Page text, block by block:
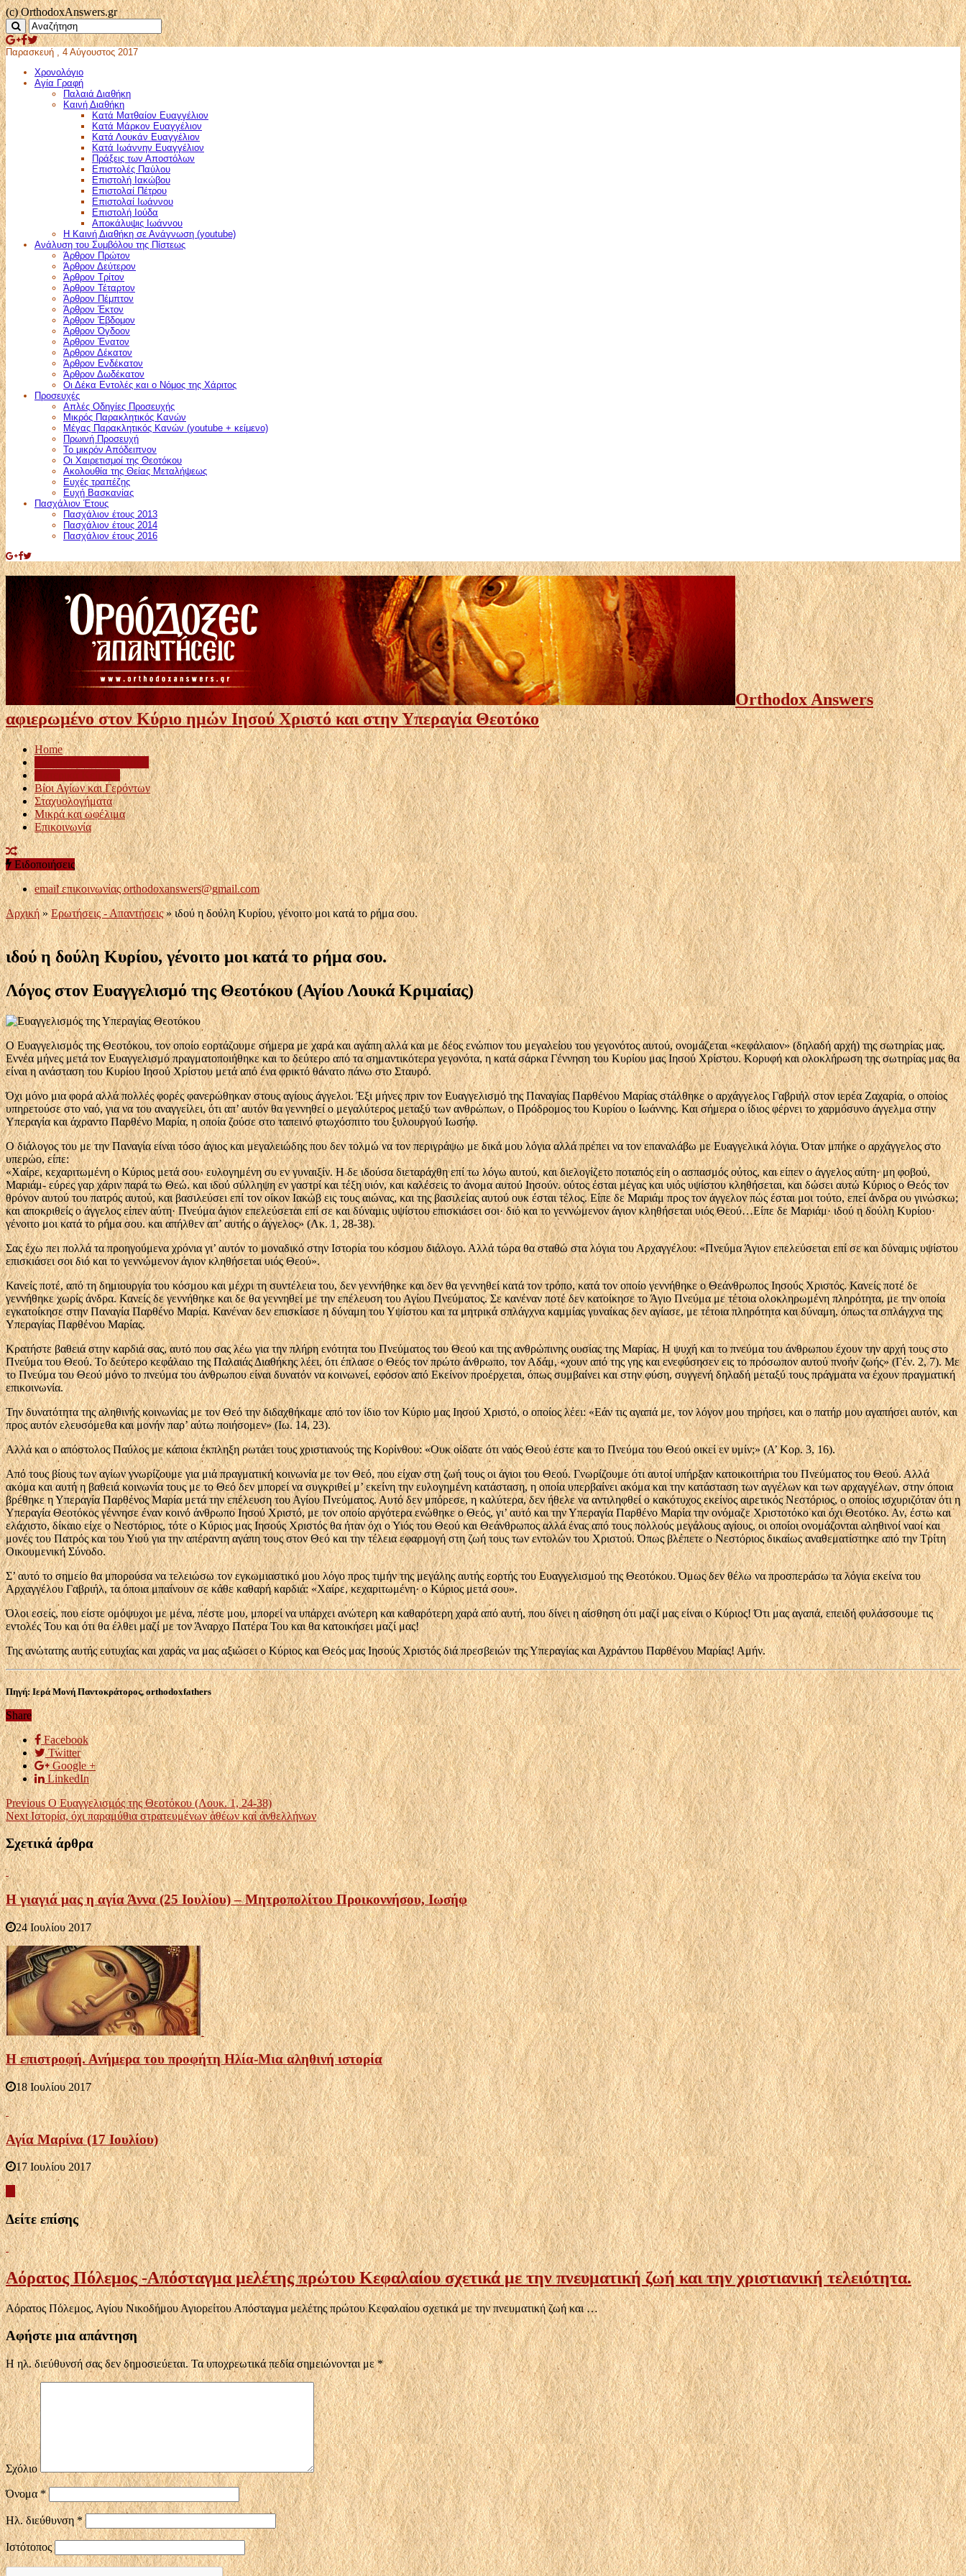
(c) OrthodoxAnswers.gr
Παρασκευή , 4 Αύγουστος 2017
Χρονολόγιο
Αγία Γραφή
Παλαιά Διαθήκη
Καινή Διαθήκη
Κατά Ματθαίον Ευαγγέλιον
Κατά Μάρκον Ευαγγέλιον
Κατά Λουκάν Ευαγγέλιον
Κατά Ιωάννην Ευαγγέλιον
Πράξεις των Αποστόλων
Επιστολές Παύλου
Επιστολή Ιακώβου
Επιστολαί Πέτρου
Επιστολαί Ιωάννου
Επιστολή Ιούδα
Αποκάλυψις Ιωάννου
Η Καινή Διαθήκη σε Ανάγνωση (youtube)
Ανάλυση του Συμβόλου της Πίστεως
Άρθρον Πρώτον
Άρθρον Δεύτερον
Άρθρον Τρίτον
Άρθρον Τέταρτον
Άρθρον Πέμπτον
Άρθρον Έκτον
Άρθρον Έβδομον
Άρθρον Όγδοον
Άρθρον Ένατον
Άρθρον Δέκατον
Άρθρον Ενδέκατον
Άρθρον Δωδέκατον
Οι Δέκα Εντολές και ο Νόμος της Χάριτος
Προσευχές
Απλές Οδηγίες Προσευχής
Μικρός Παρακλητικός Κανών
Μέγας Παρακλητικός Κανών (youtube + κείμενο)
Πρωινή Προσευχή
Το μικρόν Απόδειπνον
Οι Χαιρετισμοί της Θεοτόκου
Ακολουθία της Θείας Μεταλήψεως
Ευχές τραπέζης
Ευχή Βασκανίας
Πασχάλιον Έτους
Πασχάλιον έτους 2013
Πασχάλιον έτους 2014
Πασχάλιον έτους 2016
Orthodox Answers
αφιερωμένο στον Κύριο ημών Ιησού Χριστό και στην Υπεραγία Θεοτόκο
Home
Βίοι Αγίων και Γερόντων
Σταχυολογήματα
Μικρά και ωφέλιμα
Επικοινωνία
Ειδοποιήσεις
email επικοινωνίαςorthodoxanswers@gmail.com
Αρχική » Ερωτήσεις - Απαντήσεις » ιδού η δούλη Κυρίου, γένοιτο μοι κατά το ρήμα σου.
ιδού η δούλη Κυρίου, γένοιτο μοι κατά το ρήμα σου.
Λόγος στον Ευαγγελισμό της Θεοτόκου (Αγίου Λουκά Κριμαίας)
Ο Ευαγγελισμός της Θεοτόκου, τον οποίο εορτάζουμε σήμερα με χαρά και αγάπη αλλά και με δέος ενώπιον του μεγαλείου του γεγο­νότος αυτού, ονομάζεται «κεφάλαιον» (δη­λαδή αρχή) της σωτηρίας μας.
Εννέα μήνες μετά τον Ευαγγελισμό πραγματο­ποιήθηκε και το δεύτερο από τα σημαντικότερα γε­γονότα, η κατά σάρκα Γέννηση του Κυρίου μας Ιη­σού Χρίστου. Κορυφή και ολοκλήρωση της σωτηρί­ας μας θα
είναι η ανάσταση του Κυρίου Ιησού Χρί­στου μετά από ένα φρικτό θάνατο πάνω στο Σταυρό.
Όχι μόνο μια φορά αλλά πολλές φορές φανερώ­θηκαν στους αγίους άγγελοι. Έξι μήνες πριν τον Ευ­αγγελισμό της Παναγίας Παρθένου Μαρίας στάλθη­κε ο αρχάγγελος Γαβριήλ στον ιερέα Ζαχαρία, ο οποίος
υπηρετούσε στο ναό, για να του αναγγείλει, ότι απ’ αυτόν θα γεννηθεί ο μεγαλύτερος μεταξύ των αν­θρώπων, ο Πρόδρομος του Κυρίου ο Ιωάννης. Και σήμερα ο ίδιος φέρνει το χαρμόσυνο άγγελμα στην
Υπεραγία και άχραντο Παρθένο Μαρία, η οποία ζού­σε στο ταπεινό φτωχόσπιτο του ξυλουργού Ιωσήφ.
Ο διάλογος του με την Παναγία είναι τόσο άγι­ος και μεγαλειώδης που δεν τολμώ να τον περιγράψω με δικά μου λόγια αλλά πρέπει να τον επαναλά­βω με Ευαγγελικά λόγια. Όταν μπήκε ο αρχάγγελος στο
υπερώο, είπε:
«Χαίρε, κεχαριτωμένη ο Κύριος μετά σου· ευλο­γημένη συ εν γυναιξίν. Η δε ιδούσα διεταράχθη επί τω λόγω αυτού, και διελογίζετο ποταπός είη ο ασπασμός ούτος, και είπεν ο άγγελος αύτη· μη φοβού,
Μαριάμ- εύρες γαρ χάριν παρά τω Θεώ. και ιδού σύλληψη εν γαστρί και τέξη υιόν, και καλέσεις το άνομα αυτού Ιησούν. ούτος έσται μέγας και υιός υψίστου κληθήσεται, και δώσει αυτώ Κύριος ο Θεός τον
θρόνον αυτού του πατρός αυτού, και βασιλεύσει επί τον οίκον Ιακώβ εις τους αιώνας, και της βασιλείας αυτού ουκ έσται τέλος. Είπε δε Μαριάμ προς τον άγγελον πώς έσται μοι τούτο, επεί άνδρα ου γινώσκω;
και αποκριθείς ο άγ­γελος είπεν αύτη· Πνεύμα άγιον επελεύσεται επί σε και δύναμις υψίστου επισκιάσει σοι· διό και το γεννώμενον άγιον κληθήσεται υιός Θεού…Είπε δε Μαριάμ· ιδού η δούλη Κυρίου·
γένοιτο μοι κατά το ρήμα σου. και απήλθεν απ’ αυτής ο άγ­γελος» (Λκ. 1, 28-38).
Σας έχω πει πολλά τα προηγούμενα χρόνια γι’ αυτόν το μοναδικό στην Ιστορία του κόσμου διάλογο. Αλλά τώρα θα σταθώ στα λόγια του Αρχαγγέλου: «Πνεύμα Άγιον επελεύσεται επί σε και δύναμις υψίστου
επισκιάσει σοι διό και το γεννώμενον άγι­ον κληθήσεται υιός Θεού».
Κανείς ποτέ, από τη δημιουργία του κόσμου και μέχρι τη συντέλεια του, δεν γεννήθηκε και δεν θα γεννηθεί κατά τον τρόπο, κατά τον οποίο γεννήθη­κε ο Θεάνθρωπος Ιησούς Χριστός. Κανείς ποτέ δε
γεννήθηκε χωρίς άνδρα. Κανείς δε γεννήθηκε και δε θα γεννηθεί με την επέλευση του Αγίου Πνεύματος. Σε κανέναν ποτέ δεν κατοίκησε το Άγιο Πνεύ­μα με τέτοια ολοκληρωμένη πληρότητα, με την ο­ποία
εγκατοίκησε στην Παναγία Παρθένο Μαρία. Κανέναν δεν επισκίασε η δύναμη του Υψίστου και τα μητρικά σπλάγχνα καμμίας γυναίκας δεν αγίασε, με τέτοια πληρότητα και δύναμη, όπως τα σπλάγχνα της
Υπεραγίας Παρθένου Μαρίας.
Κρατήστε βαθειά στην καρδιά σας, αυτό που σας λέω για την πλήρη ενότητα του Πνεύματος του Θε­ού και της ανθρώπινης ουσίας της Μαρίας. Η ψυχή και το πνεύμα του άνθρωπου έχουν την αρχή τους στο
Πνεύμα του Θεού. To δεύτερο κεφά­λαιο της Παλαιάς Διαθήκης λέει, ότι έπλασε ο Θε­ός τον πρώτο άνθρωπο, τον Αδάμ, «χουν από της γης και ενεφύσησεν εις το πρόσωπον αυτού πνοήν ζωής» (Γέν. 2, 7). Με
το Πνεύμα του Θεού μόνο το πνεύμα του άν­θρωπου είναι δυνατόν να κοινωνεί, εφόσον από Ε­κείνον προέρχεται, όπως συμβαίνει και στην φύση, συγγενή δηλαδή μεταξύ τους πράγματα να έχουν πραγματική
επικοινωνία.
Την δυνατότητα της αληθινής κοινωνίας με τον Θεό την διδαχθήκαμε από τον ίδιο τον Κύριο μας Ιησού Χριστό, ο οποίος λέει: «Εάν τις αγαπά με, τον λόγον μου τηρήσει, και ο πατήρ μου αγαπήσει αυτόν, και
προς αυτόν ελευσόμεθα και μονήν παρ’ αύτω ποιήσομεν» (Ιω. 14, 23).
Αλλά και ο απόστολος Παύλος με κάποια έκ­πληξη ρωτάει τους χριστιανούς της Κορίνθου: «Ουκ οίδατε ότι ναός Θεού έστε και το Πνεύμα του Θεού οικεί εν υμίν;» (Α’ Κορ. 3, 16).
Από τους βίους των αγίων γνωρίζουμε για μιά πραγματική κοινωνία με τον Θεό, που είχαν στη ζωή τους οι άγιοι του Θεού. Γνωρίζουμε ότι αυτοί υπήρξαν κατοικοιτήρια του Πνεύματος του Θεού. Αλλά
ακόμα και αυτή η βαθειά κοινωνία τους με το Θεό δεν μπο­ρεί να συγκριθεί μ’ εκείνη την ευλογημένη κατά­σταση, η οποία υπερβαίνει ακόμα και την κατάσταση των αγγέλων και των αρχαγγέλων, στην όποια
βρέθη­κε η Υπεραγία Παρθένος Μαρία μετά την επέλευση του Αγίου Πνεύματος. Αυτό δεν μπόρεσε, η καλύτερα, δεν ήθελε να α­ντιληφθεί ο κακότυχος εκείνος αιρετικός Νεστόριος, ο οποίος ισχυριζόταν ότι η
Υπεραγία Θεοτόκος γέννησε έναν κοινό άνθρωπο Ιησού Χριστό, με τον οποίο αργότερα ενώθηκε ο Θεός, γι’ αυτό και την Υπεραγία Παρθένο Μαρία την ονόμαζε Χριστοτόκο και όχι Θεοτόκο. Αν, έστω και
ελάχιστο, δίκαιο είχε ο Νεστόριος, τότε ο Κύριος μας Ιησούς Χριστός θα ήταν όχι ο Υιός του Θεού και Θεάνθρωπος αλλά ένας από τους πολλούς μεγάλους αγίους, οι οποίοι ονομάζο­νται αληθινοί ναοί και
μονές του Πατρός και του Υιού για την απέραντη αγάπη τους στον Θεό και την τέλεια εφαρμογή στη ζωή τους των εντολών του Χριστού. Όπως βλέπετε ο Νεστόριος δικαίως ανα­θεματίστηκε από την Τρίτη
Οικουμενική Σύνοδο.
Σ’ αυτό το σημείο θα μπορούσα να τελειώσω τον εγκωμιαστικό μου λόγο προς τιμήν της μεγάλης αυτής εορτής του Ευαγγελισμού της Θεοτόκου. Όμως δεν θέ­λω να προσπεράσω τα λόγια εκείνα του
Αρχαγγέλου Γαβριήλ, τα όποια μπαίνουν σε κάθε καθαρή καρδιά: «Χαίρε, κεχαριτωμένη· ο Κύριος μετά σου».
Όλοι εσείς, που είστε ομόψυχοι με μένα, πέστε μου, μπορεί να υπάρχει ανώτερη και καθαρότερη χαρά από αυτή, που δίνει η αίσθηση ότι μαζί μας εί­ναι ο Κύριος! Ότι μας αγαπά, επειδή φυλάσσουμε τις
εντολές Του και ότι θα έλθει μαζί με τον Άναρ­χο Πατέρα Του και θα κατοικήσει μαζί μας!
Της ανώτατης αυτής ευτυχίας και χαράς να μας αξιώσει ο Κύριος και Θεός μας Ιησούς Χριστός διά πρεσβειών της Υπεραγίας και Αχράντου Παρθένου Μαρίας! Αμήν.
Πηγή: Ιερά Μονή Παντοκράτορος, orthodoxfathers
Share
Facebook
Twitter
Google +
LinkedIn
PreviousΟ Ευαγγελισμός της Θεοτόκου (Λουκ. 1, 24-38)
NextΙστορία, όχι παραμύθια στρατευμένων ἀθέων καί ἀνθελλήνων
Σχετικά άρθρα
Η γιαγιά μας η αγία Άννα (25 Ιουλίου) – Μητροπολίτου Προικοννήσου, Ιωσήφ
24 Ιουλίου 2017
Η επιστροφή. Ανήμερα του προφήτη Ηλία-Μια αληθινή ιστορία
18 Ιουλίου 2017
Αγία Μαρίνα (17 Ιουλίου)
17 Ιουλίου 2017
Δείτε επίσης
Αόρατος Πόλεμος -Απόσταγμα μελέτης πρώτου Κεφαλαίου σχετικά με την πνευματική ζωή και την χριστιανική τελειότητα.
Αόρατος Πόλεμος, Αγίου Νικοδήμου Αγιορείτου Απόσταγμα μελέτης πρώτου Κεφαλαίου σχετικά με την πνευματική ζωή και …
Αφήστε μια απάντηση
Η ηλ. διεύθυνσή σας δεν δημοσιεύεται.Τα υποχρεωτικά πεδία σημειώνονται με*
Σχόλιο
Όνομα*
Ηλ. διεύθυνση*
Ιστότοπος